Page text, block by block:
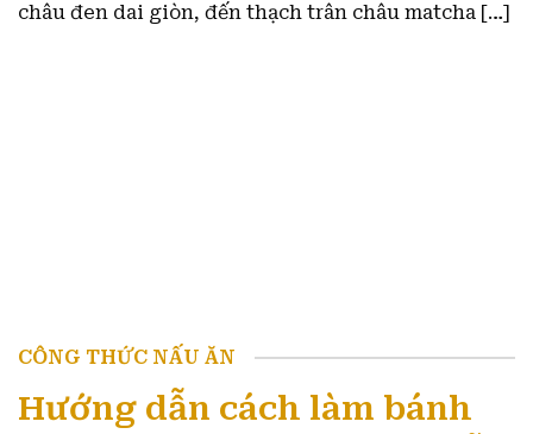
châu đen dai giòn, đến thạch trân châu matcha […]
CÔNG THỨC NẤU ĂN
Hướng dẫn cách làm bánh